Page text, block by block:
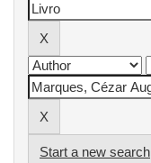
Start a new search